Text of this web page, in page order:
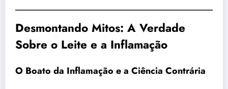
Desmontando Mitos: A Verdade
Sobre o Leite e a Inflamação
O Boato da Inflamação e a Ciência Contrária